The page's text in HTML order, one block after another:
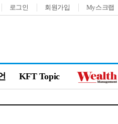
로그인 회원가입 My스크랩
KFT Topic